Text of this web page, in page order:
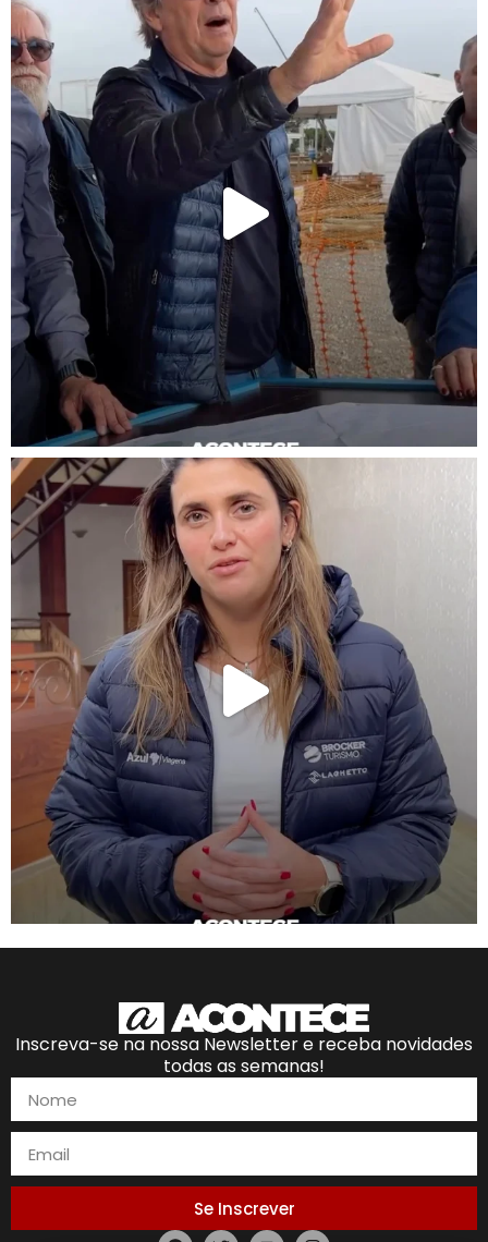
Inscreva-se na nossa Newsletter e receba novidades
todas as semanas!
Se Inscrever